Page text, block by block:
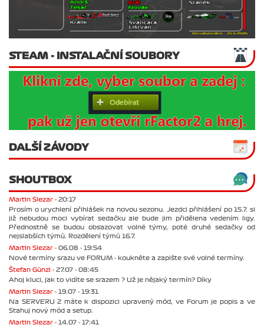
STEAM - INSTALAČNÍ SOUBORY
DALŠÍ ZÁVODY
SHOUTBOX
Martin Slezar - 20:17
Prosím o urychlení přihlášek na novou sezonu. Jezdci přihlášení po 15.7. si
již nebudou moci vybírat sedačku ale bude jim přidělena vedením ligy.
Přednostně se budou obsazovat volné týmy, poté druhé sedačky od
nejslabších týmů. Rozdělení týmů 16.7.
Martin Slezar - 06.08 - 19:54
Nové termíny srazu ve FORUM - koukněte a zapište své volné termíny.
Štefan Günzl - 27.07 - 08:45
Ahoj kluci, jak to vidíte se srazem ? Už je nějaký termín? Díky
Martin Slezar - 19.07 - 19:31
Na SERVERU 2 máte k dispozici upravený mód, ve Forum je popis a ve
Stahuj nový mód a setup.
Martin Slezar - 14.07 - 17:41